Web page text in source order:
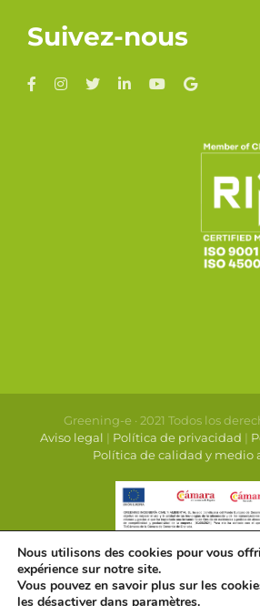
Suivez-nous
Greening-e · 2021 Todos los
Aviso legal | Política de privacidad |
Política de calidad y medio
Nous utilisons des cookies pour vous
expérience sur notre site.
Vous pouvez en savoir plus sur les
les désactiver dans paramètres.